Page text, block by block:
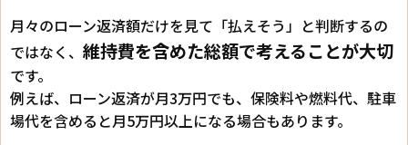
月々のローン返済額だけを見て「払えそう」と判断するの
ではなく、 維持費を含めた総額で考えることが大切
です。
例えば、ローン返済が月3万円でも、保険料や燃料代、駐車
場代を含めると月5万円以上になる場合もあります。